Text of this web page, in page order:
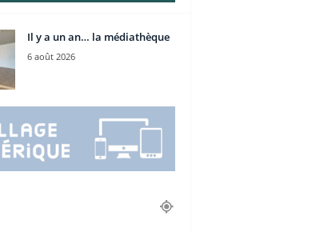
Il y a un an… la médiathèque
6 août 2026